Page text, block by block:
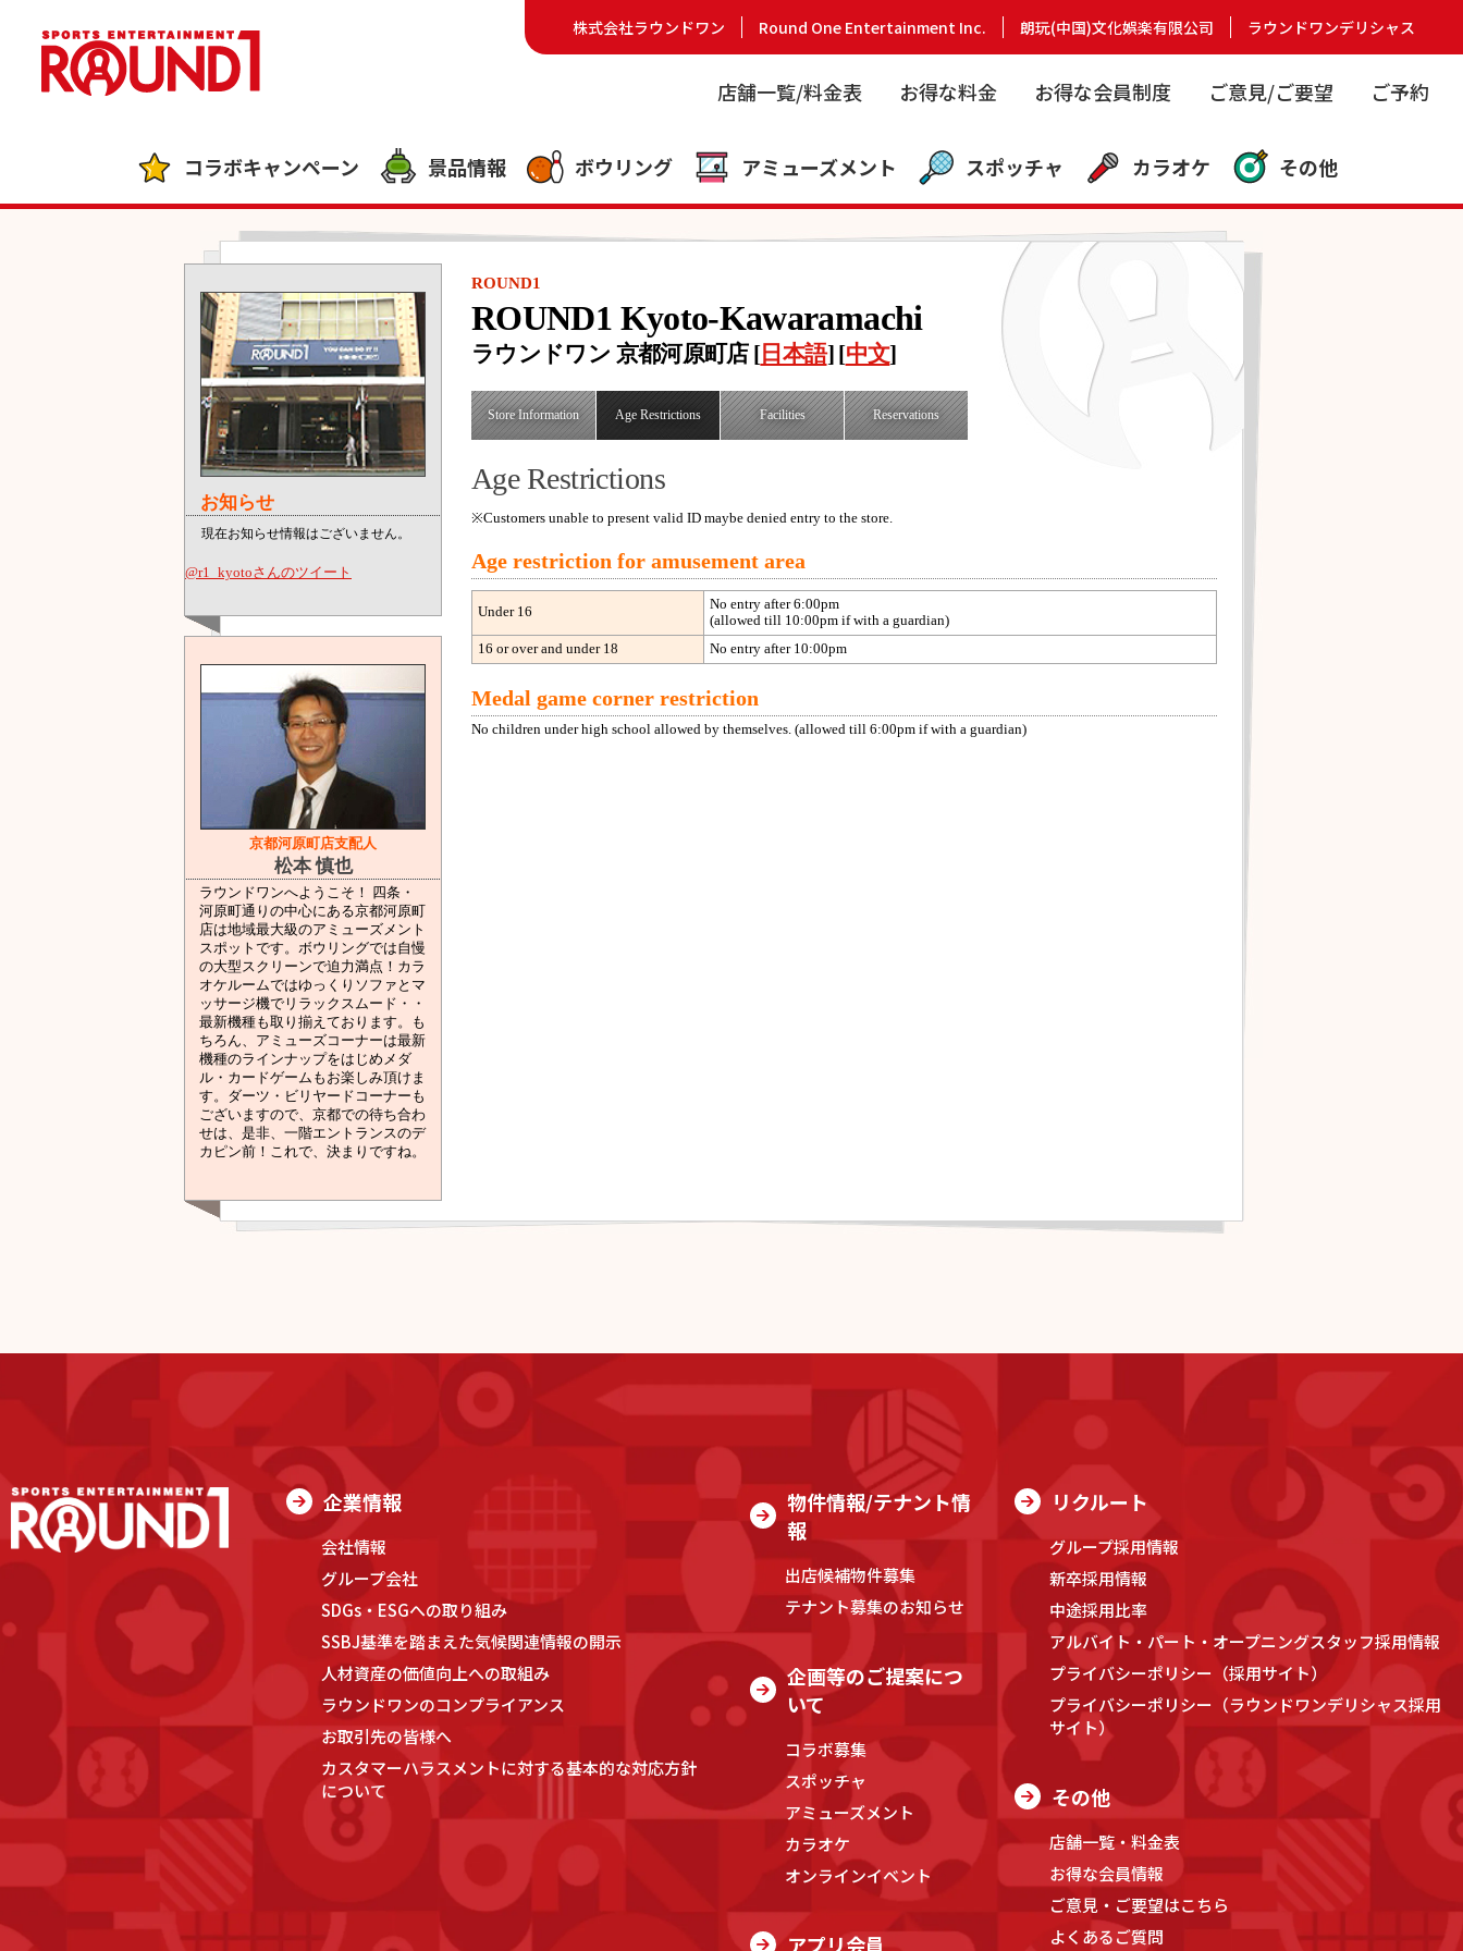
株式会社ラウンドワン Round One Entertainment Inc. 朗玩(中国)文化娯楽有限公司 ラウンドワンデリシャス
店舗一覧/料金表 お得な料金 お得な会員制度 ご意見/ご要望 ご予約
コラボキャンペーン 景品情報 ボウリング アミューズメント スポッチャ カラオケ その他
ROUND1
ROUND1 Kyoto-Kawaramachi
ラウンドワン 京都河原町店 [日本語] [中文]
Store Information Age Restrictions Facilities Reservations
Age Restrictions
※Customers unable to present valid ID maybe denied entry to the store.
Age restriction for amusement area
Under 16
No entry after 6:00pm
(allowed till 10:00pm if with a guardian)
16 or over and under 18
No entry after 10:00pm
Medal game corner restriction
No children under high school allowed by themselves. (allowed till 6:00pm if with a guardian)
お知らせ
現在お知らせ情報はございません。
@r1_kyotoさんのツイート
京都河原町店支配人
松本 慎也
ラウンドワンへようこそ！ 四条・
河原町通りの中心にある京都河原町
店は地域最大級のアミューズメント
スポットです。ボウリングでは自慢
の大型スクリーンで迫力満点！カラ
オケルームではゆっくりソファとマ
ッサージ機でリラックスムード・・
最新機種も取り揃えております。も
ちろん、アミューズコーナーは最新
機種のラインナップをはじめメダ
ル・カードゲームもお楽しみ頂けま
す。ダーツ・ビリヤードコーナーも
ございますので、京都での待ち合わ
せは、是非、一階エントランスのデ
カピン前！これで、決まりですね。
企業情報
会社情報
グループ会社
SDGs・ESGへの取り組み
SSBJ基準を踏まえた気候関連情報の開示
人材資産の価値向上への取組み
ラウンドワンのコンプライアンス
お取引先の皆様へ
カスタマーハラスメントに対する基本的な対応方針
について
物件情報/テナント情
報
出店候補物件募集
テナント募集のお知らせ
企画等のご提案につ
いて
コラボ募集
スポッチャ
アミューズメント
カラオケ
オンラインイベント
アプリ会員
リクルート
グループ採用情報
新卒採用情報
中途採用比率
アルバイト・パート・オープニングスタッフ採用情報
プライバシーポリシー（採用サイト）
プライバシーポリシー（ラウンドワンデリシャス採用
サイト）
その他
店舗一覧・料金表
お得な会員情報
ご意見・ご要望はこちら
よくあるご質問